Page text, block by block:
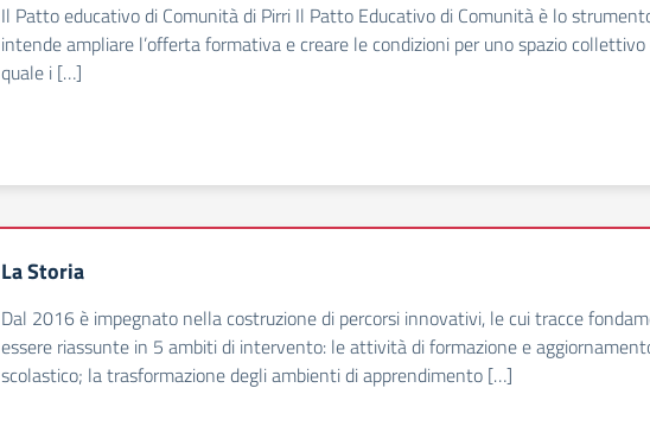
Il Patto educativo di Comunità di Pirri Il Patto Educativo di Comunità è lo
intende ampliare l’offerta formativa e creare le condizioni per uno spazio
quale i […]
La Storia
Dal 2016 è impegnato nella costruzione di percorsi innovativi, le cui tracce
essere riassunte in 5 ambiti di intervento: le attività di formazione e
scolastico; la trasformazione degli ambienti di apprendimento […]